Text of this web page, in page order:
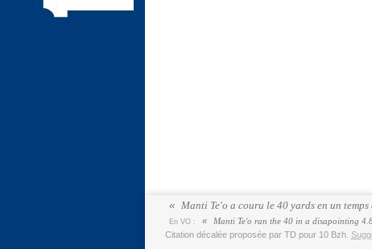
Manti Te'o a couru le 40 yards en un
En VO :
Manti Te'o ran the 40 in a disapointing
Citation décalée proposée par TD pour 10 Bzh.